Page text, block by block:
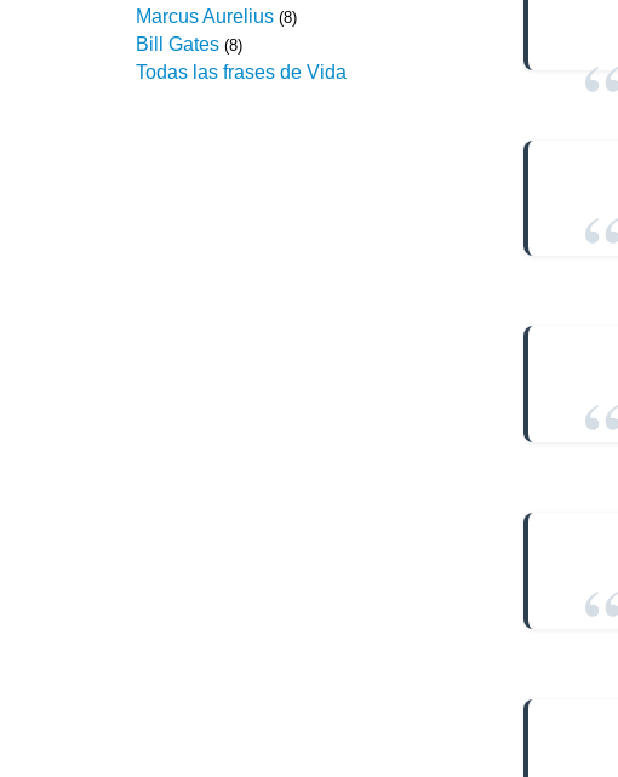
Marcus Aurelius (8)
Bill Gates (8)
Todas las frases de Vida